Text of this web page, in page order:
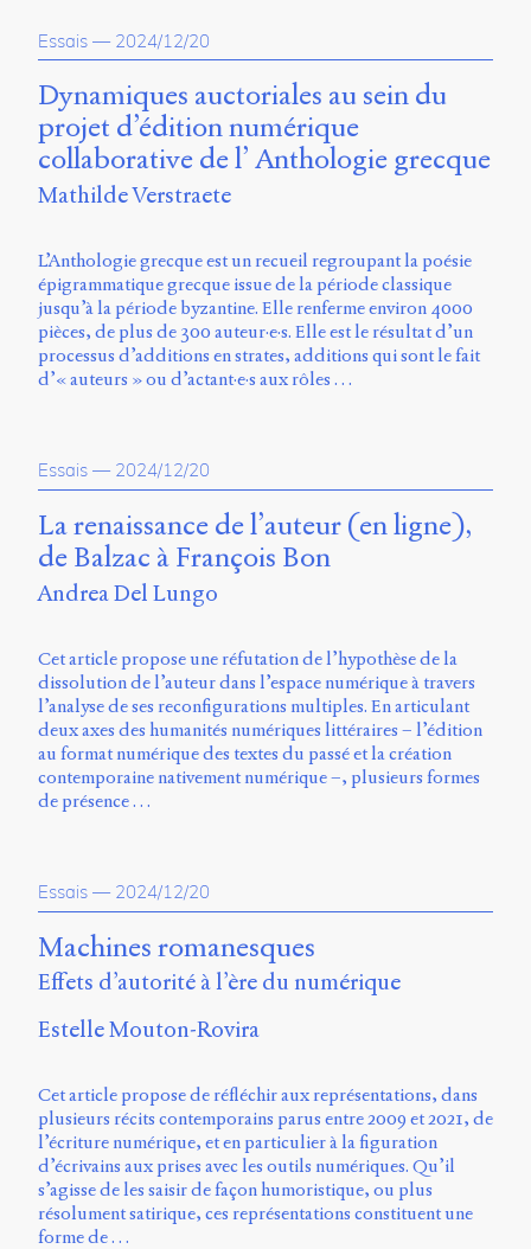
Jannon
de
Storm
Type
Foundry
Muli
Vernon
Adams.
Ce
site
été
Julie
Blanc,
Bouton,
Jérémy
Barros,
Greis,
Timothée
Guicherd,
Servanne
Monjour,
Nicolas
Sauret
et
Rosati,
de
2018
2020.
Essais — 2024/12/20
Dynamiques auctoriales au sein du
projet d’édition numérique
collaborative de l’ Anthologie grecque
Mathilde Verstraete
L’Anthologie grecque est un recueil regroupant la poésie
épigrammatique grecque issue de la période classique
jusqu’à la période byzantine. Elle renferme environ 4000
pièces, de plus de 300 auteur·e·s. Elle est le résultat d’un
processus d’additions en strates, additions qui sont le fait
d’« auteurs » ou d’actant·e·s aux rôles …
Essais — 2024/12/20
La renaissance de l’auteur (en ligne),
de Balzac à François Bon
Andrea Del Lungo
Cet article propose une réfutation de l’hypothèse de la
dissolution de l’auteur dans l’espace numérique à travers
l’analyse de ses reconfigurations multiples. En articulant
deux axes des humanités numériques littéraires – l’édition
au format numérique des textes du passé et la création
contemporaine nativement numérique –, plusieurs formes
de présence …
Essais — 2024/12/20
Machines romanesques
Effets d’autorité à l’ère du numérique
Estelle Mouton-Rovira
Cet article propose de réfléchir aux représentations, dans
plusieurs récits contemporains parus entre 2009 et 2021, de
l’écriture numérique, et en particulier à la figuration
d’écrivains aux prises avec les outils numériques. Qu’il
s’agisse de les saisir de façon humoristique, ou plus
résolument satirique, ces représentations constituent une
forme de …